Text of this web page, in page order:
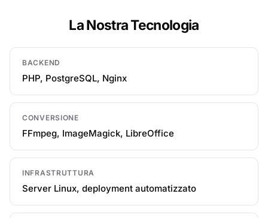
La Nostra Tecnologia
BACKEND
PHP, PostgreSQL, Nginx
CONVERSIONE
FFmpeg, ImageMagick, LibreOffice
INFRASTRUTTURA
Server Linux, deployment automatizzato